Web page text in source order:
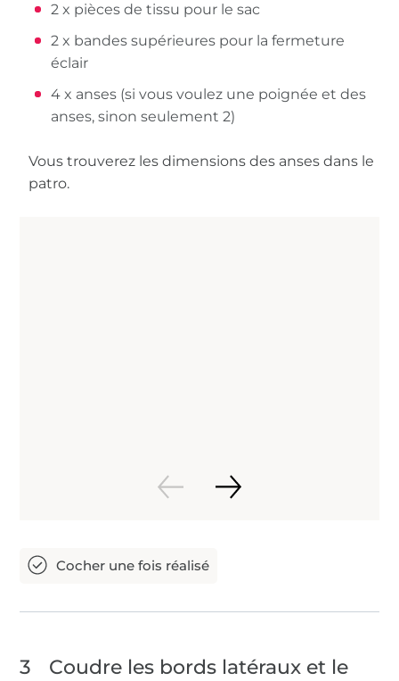
2 x pièces de tissu pour le sac
2 x bandes supérieures pour la fermeture
éclair
4 x anses (si vous voulez une poignée et des
anses, sinon seulement 2)
Vous trouverez les dimensions des anses dans le
patro.
3
Coudre les bords latéraux et le